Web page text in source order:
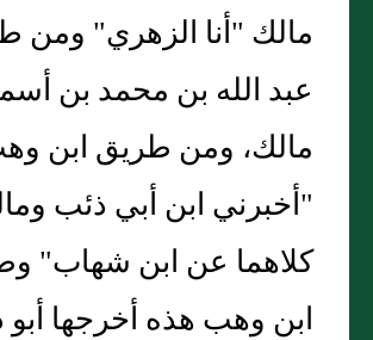
مالك "أنا الزهري" ومن
عبد الله بن محمد بن
مالك، ومن طريق ابن
"أخبرني ابن أبي ذئب
كلاهما عن ابن شهاب"
ابن وهب هذه أخرجها أبو